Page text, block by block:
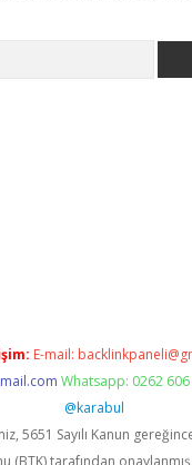
E-mail:
Whatsapp: 0262
@karabul
5651 Sayılı Kanun
(BTK) tarafından onaylanmış